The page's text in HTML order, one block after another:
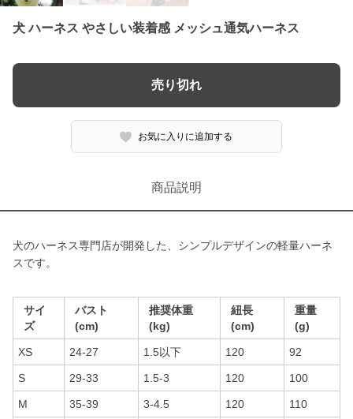
犬 ハーネス やさしい装着感 メッシュ通気ハーネス
売り切れ
お気に入りに追加する
商品説明
犬のハーネス専門店が開発した、シンプルデザインの軽量ハーネ
スです。
サイ
ズ
バスト
(cm)
推奨体重
(kg)
紐長
(cm)
重量
(g)
XS 24-27 1.5以下 120 92
S 29-33 1.5-3 120 100
M 35-39 3-4.5 120 110